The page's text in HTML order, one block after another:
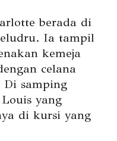
berada di
Ia tampil
kemeja
celana
Di samping
yang
di kursi yang